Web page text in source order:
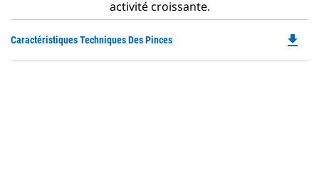
activité croissante.
Caractéristiques Techniques Des Pinces file_download